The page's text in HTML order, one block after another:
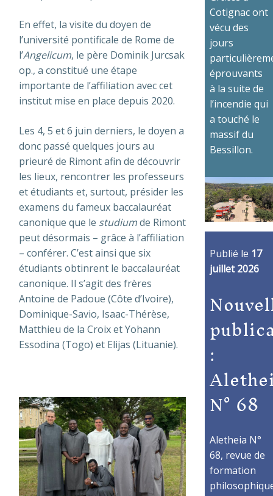
En effet, la visite du doyen de
l’université pontificale de Rome de
l’Angelicum, le père Dominik Jurcsak
op., a constitué une étape
importante de l’affiliation avec cet
institut mise en place depuis 2020.
Les 4, 5 et 6 juin derniers, le doyen a
donc passé quelques jours au
prieuré de Rimont afin de découvrir
les lieux, rencontrer les professeurs
et étudiants et, surtout, présider les
examens du fameux baccalauréat
canonique que le studiumde Rimont
peut désormais – grâce à l’affiliation
– conférer. C’est ainsi que six
étudiants obtinrent le baccalauréat
canonique. Il s’agit des frères
Antoine de Padoue (Côte d’Ivoire),
Dominique-Savio, Isaac-Thérèse,
Matthieu de la Croix et Yohann
Essodina (Togo) et Elijas (Lituanie).
Cotignac ont
vécu des
jours
éprouvants
à la suite de
l’incendie qui
a touché le
massif du
Bessillon.
Publié le 17
juillet 2026
:
N° 68
Aletheia N°
68, revue de
formation